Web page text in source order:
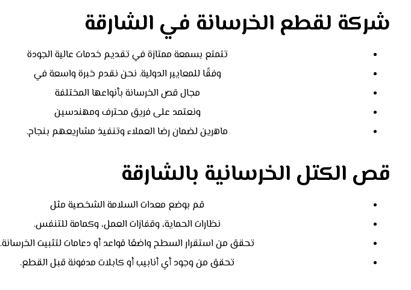
شركة لقطع الخرسانة في الشارقة
تتمتع بسمعة ممتازة في تقديم خدمات عالية الجودة
وفقًا للمعايير الدولية. نحن نقدم خبرة واسعة في
مجال قص الخرسانة بأنواعها المختلفة
ونعتمد على فريق محترف ومهندسين
ماهرين لضمان رضا العملاء وتنفيذ مشاريعهم بنجاح.
قص الكتل الخرسانية بالشارقة
قم بوضع معدات السلامة الشخصية مثل
نظارات الحماية، وقفازات العمل، وكمامة للتنفس.
تحقق من استقرار السطح واضعًا قواعد أو دعامات لتثبيت الخرسانة.
تحقق من وجود أي أنابيب أو كابلات مدفونة قبل القطع.